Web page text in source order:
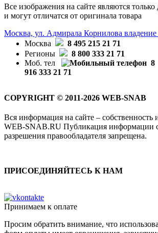
Все изображения на сайте являются только
и могут отличатся от оригинала товара
Москва, ул. Адмирала Корнилова владение
Москва
8 495 215 21 71
Регионы
8 800 333 21 71
Моб. тел
8
916 333 21 71
COPYRIGHT © 2011-2026 WEB-SNAB
Вся информация на сайте – собственность
WEB-SNAB.RU Публикация информации с
разрешения правообладателя запрещена.
ПРИСОЕДИНЯЙТЕСЬ К НАМ
Принимаем к оплате
Просим обратить внимание, что